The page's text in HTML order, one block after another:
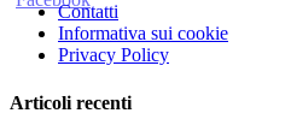
Contatti
Informativa sui cookie
Privacy Policy
Articoli recenti